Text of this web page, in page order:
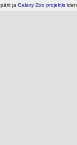
pärit ja Galaxy Zoo projektis